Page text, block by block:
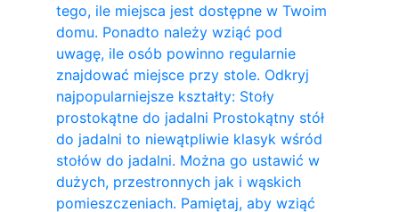
tego, ile miejsca jest dostępne w Twoim
domu. Ponadto należy wziąć pod
uwagę, ile osób powinno regularnie
znajdować miejsce przy stole. Odkryj
najpopularniejsze kształty: Stoły
prostokątne do jadalni Prostokątny stół
do jadalni to niewątpliwie klasyk wśród
stołów do jadalni. Można go ustawić w
dużych, przestronnych jak i wąskich
pomieszczeniach. Pamiętaj, aby wziąć